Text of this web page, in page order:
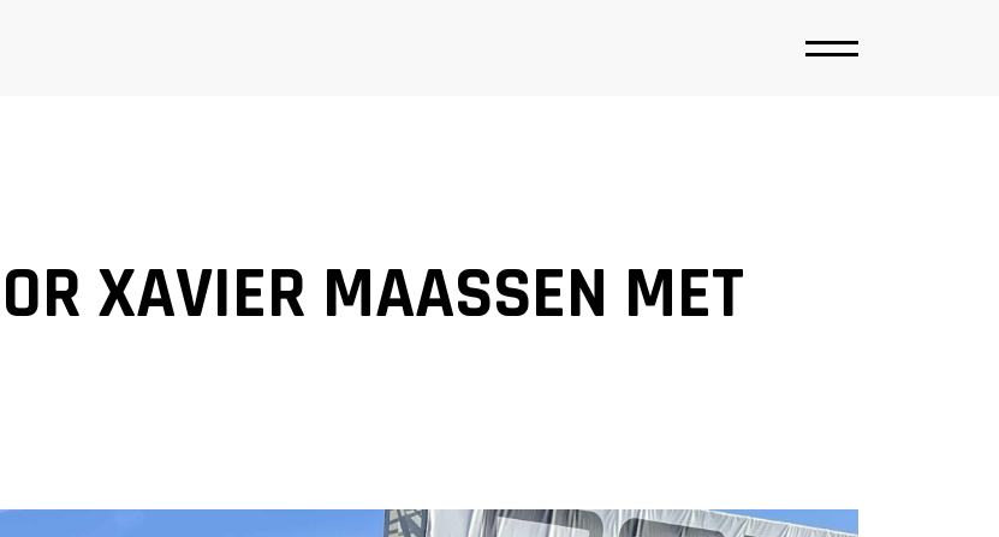
XAVIER MAASSEN MET